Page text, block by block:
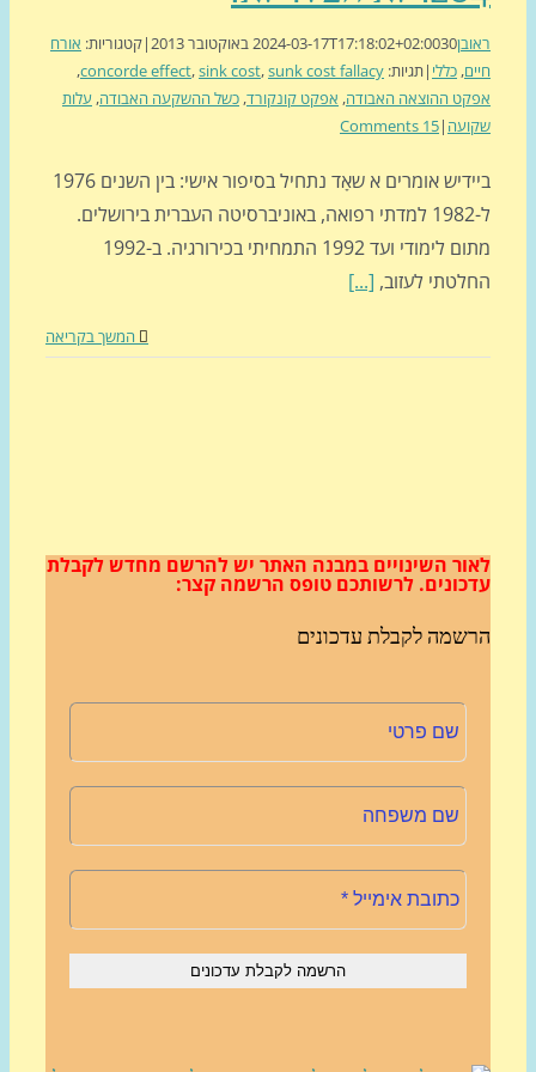
2024-03-17T17:18:02+02:00
|קטגוריות:אורח
|תגיות: concorde effect,sink cost,sunk cost fallacy
,
ההוצאה האבודה,אפקט קונקורד, כשל ההשקעה האבודה,עלות
15 Comments
ביידיש אומרים א שאָד נתחיל בסיפור אישי: בין השנים 1976
ל-1982 למדתי רפואה, באוניברסיטה העברית בירושלים.
מתום לימודי ועד 1992 התמחיתי בכירורגיה. ב-1992
לעזוב,[...]
המשך בקריאה
השינויים במבנה האתריש להרשם מחדש לקבלת
לרשותכם טופס הרשמה קצר:
לקבלת עדכונים